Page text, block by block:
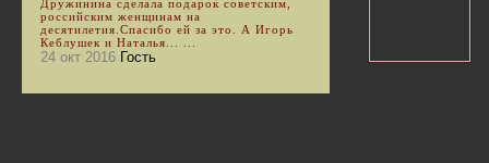
Дружинина сделала подарок советским,
российским женщинам на
десятилетия.Спасибо ей за это. А Игорь
Кеблушек и Наталья... ...
24 окт 2016 Гость